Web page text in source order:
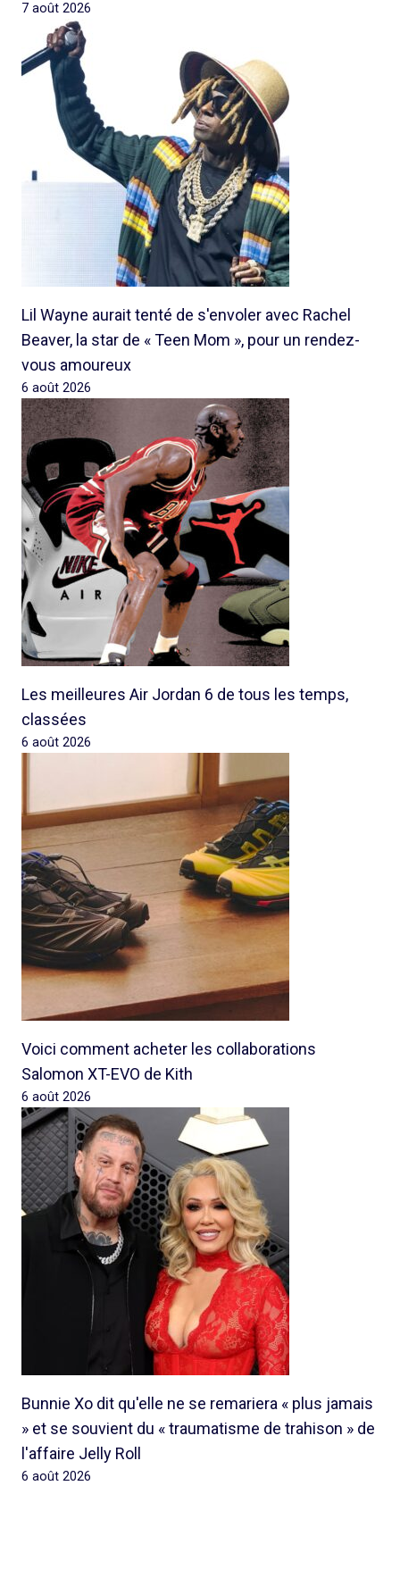
7 août 2026
Lil Wayne aurait tenté de s'envoler avec Rachel
Beaver, la star de « Teen Mom », pour un rendez-
vous amoureux
6 août 2026
Les meilleures Air Jordan 6 de tous les temps,
classées
6 août 2026
Voici comment acheter les collaborations
Salomon XT-EVO de Kith
6 août 2026
Bunnie Xo dit qu'elle ne se remariera « plus jamais
» et se souvient du « traumatisme de trahison » de
l'affaire Jelly Roll
6 août 2026